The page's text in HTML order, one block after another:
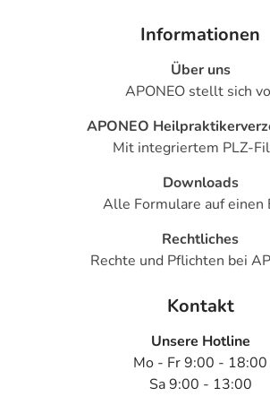
Informationen
Über uns
APONEO stellt sich
APONEO
Mit integriertem PLZ-
Downloads
Alle Formulare auf einen
Rechtliches
Rechte und Pflichten bei
Kontakt
Unsere Hotline
Mo - Fr 9:00 - 18:00
Sa 9:00 - 13:00